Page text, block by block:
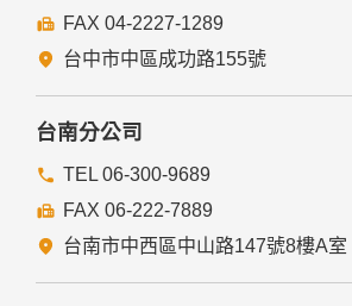
FAX 04-2227-1289
台中市中區成功路155號
台南分公司
TEL 06-300-9689
FAX 06-222-7889
台南市中西區中山路147號8樓A室